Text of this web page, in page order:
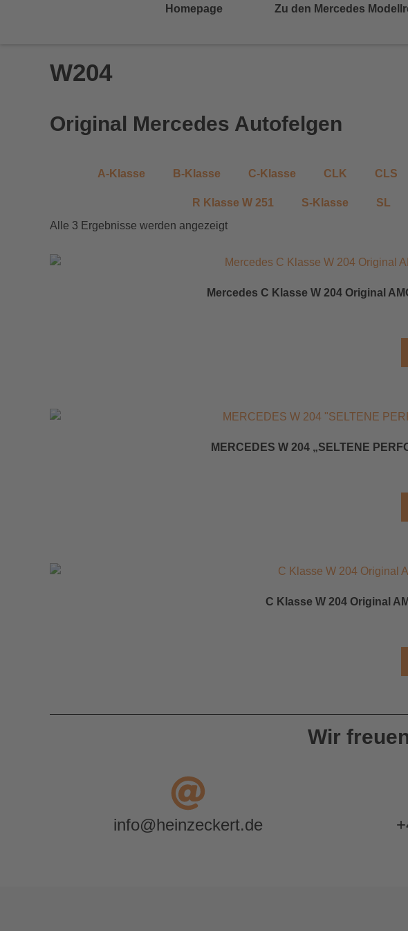
Homepage Zu den Mercedes
W204
Original Mercedes Autofelgen
A-Klasse B-Klasse C-Klasse CLK CLS
R Klasse W 251 S-Klasse SL
Alle 3 Ergebnisse werden angezeigt
Mercedes C Klasse W 204 Original
MERCEDES W 204 „SELTENE
C Klasse W 204 Original
Wir
info@heinzeckert.de